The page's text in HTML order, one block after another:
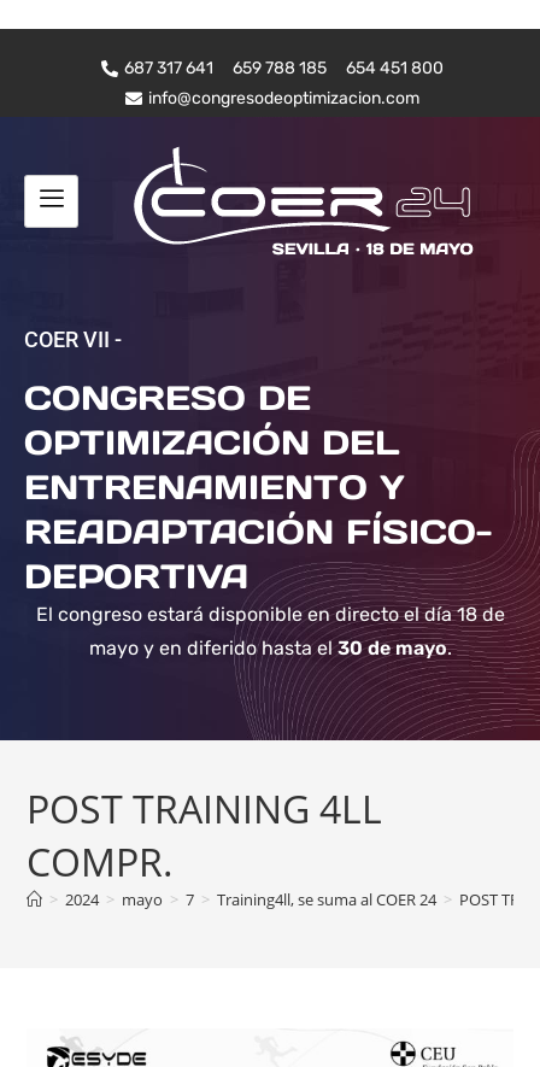
687 317 641 659 788 185
654 451 800
info@congresodeoptimizacion.com
COER VII -
CONGRESO DE
OPTIMIZACIÓN DEL
ENTRENAMIENTO Y
READAPTACIÓN FÍSICO-
DEPORTIVA
El congreso estará disponible en directo el día 18 de
mayo y en diferido hasta el30 de mayo.
POST TRAINING 4LL
COMPR.
> 2024 > mayo > 7 > Training4ll, se suma al COER 24 > POST